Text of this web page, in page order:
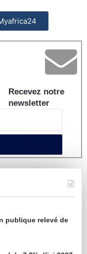
Recevez notre
newsletter
publique relevé de